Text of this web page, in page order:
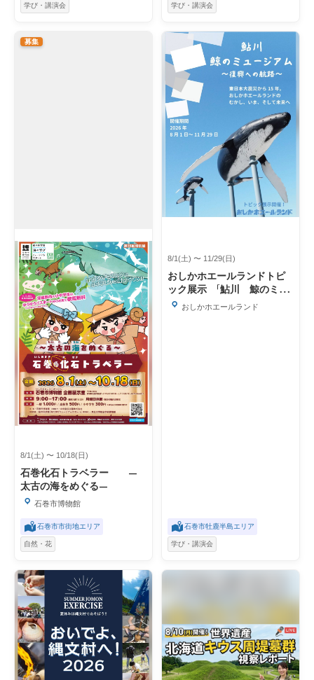
学び・講演会
学び・講演会
募集
8/1(土) 〜 10/18(日)
石巻化石トラベラー ―
太古の海をめぐる―
石巻市博物館
石巻市市街地エリア
自然・花
8/1(土) 〜 11/29(日)
おしかホエールランドトピ
ック展示 「鮎川 鯨のミュ
ージアム」
おしかホエールランド
石巻市牡鹿半島エリア
学び・講演会